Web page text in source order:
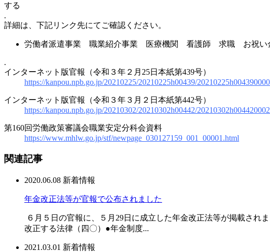
する
.
詳細は、下記リンク先にてご確認ください。
労働者派遣事業 職業紹介事業 医療機関 看護師 求職 お祝い
.
インターネット版官報（令和３年２月25日本紙第439号）
https://kanpou.npb.go.jp/20210225/20210225h00439/
インターネット版官報（令和３年３月２日本紙第442号）
https://kanpou.npb.go.jp/20210302/20210302h00442/
第160回労働政策審議会職業安定分科会資料
https://www.mhlw.go.jp/stf/newpage_030127159_001_00001.html
関連記事
2020.06.08 新着情報
年金改正法等が官報で公布されました
６月５日の官報に、５月29日に成立した年金改正法等が掲載され
改正する法律（四〇）●年金制度...
2021.03.01 新着情報